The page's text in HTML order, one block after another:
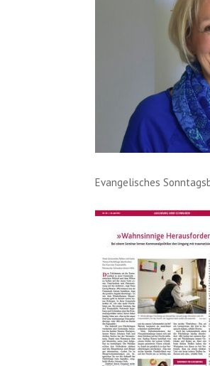
Evangelisches